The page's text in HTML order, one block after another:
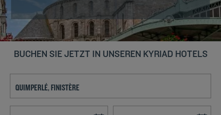
BUCHEN SIE JETZT IN UNSEREN KYRIAD HOTELS